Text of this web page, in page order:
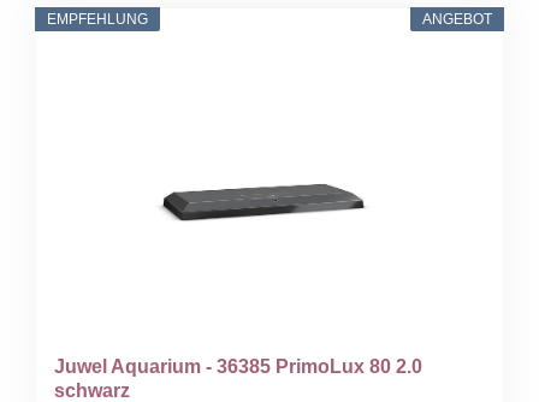
ANGEBOT
EMPFEHLUNG
Juwel Aquarium - 36385 PrimoLux 80 2.0
schwarz